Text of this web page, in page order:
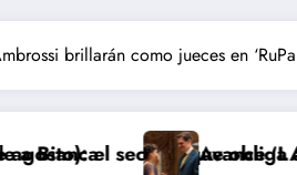
brillarán como jueces en
obliga a Luisa a huir
‘LA PROMESA’ (7 de